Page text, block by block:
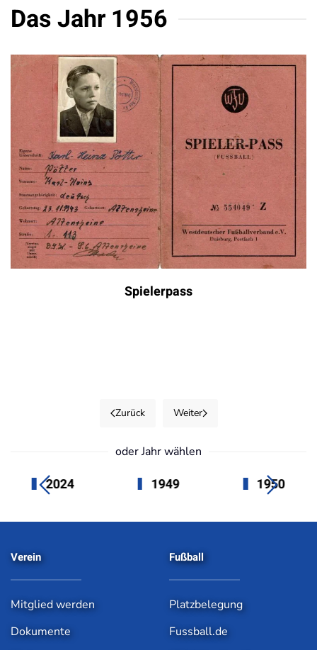
Das Jahr 1956
Spielerpass
Zurück Weiter
oder Jahr wählen
1949 1950
2024
Verein
Mitglied werden
Dokumente
Fußball
Platzbelegung
Fussball.de